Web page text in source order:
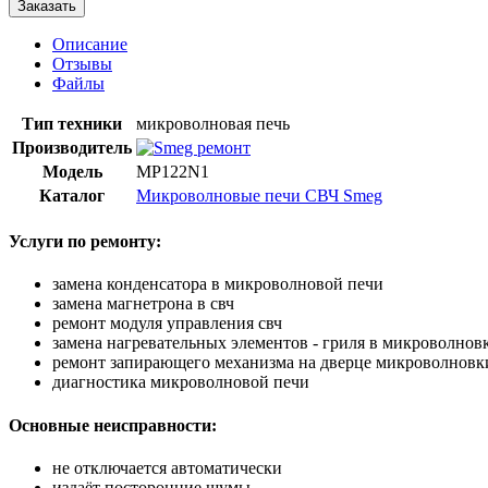
Заказать
Описание
Отзывы
Файлы
Тип техники
микроволновая печь
Производитель
Модель
MP122N1
Каталог
Микроволновые печи СВЧ Smeg
Услуги по ремонту:
замена конденсатора в микроволновой печи
замена магнетрона в свч
ремонт модуля управления свч
замена нагревательных элементов - гриля в
ремонт запирающего механизма на дверце
диагностика микроволновой печи
Основные неисправности:
не отключается автоматически